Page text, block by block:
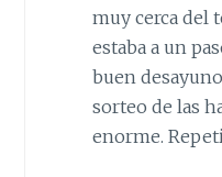
muy cerca del
estaba a un
buen
sorteo de las
enorme.